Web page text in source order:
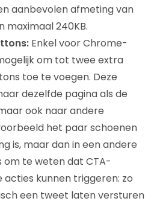
aanbevolen afmeting van
maximaal 240KB.
Enkel voor Chrome-
om tot twee extra
toe te voegen. Deze
dezelfde pagina als de
ook naar andere
het paar schoenen
is, maar dan in een andere
om te weten dat CTA-
kunnen triggeren: zo
een tweet laten versturen